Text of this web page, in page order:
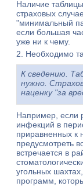
Наличие
страховых
"минимальный
если большая
уже ни к чему.
2. Необходимо
К сведению.
нужно.
наценку "за
Например, если
инфекций в
приравненных к
предусмотреть
встречается в
угольных
программ,